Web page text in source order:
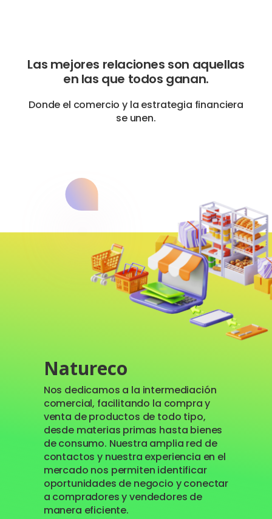
Las mejores relaciones son aquellas
en las que todos ganan.
Donde el comercio y la estrategia financiera
se unen.
Natureco
Nos dedicamos a la intermediación
comercial, facilitando la compra y
venta de productos de todo tipo,
desde materias primas hasta bienes
de consumo. Nuestra amplia red de
contactos y nuestra experiencia en el
mercado nos permiten identificar
oportunidades de negocio y conectar
a compradores y vendedores de
manera eficiente.